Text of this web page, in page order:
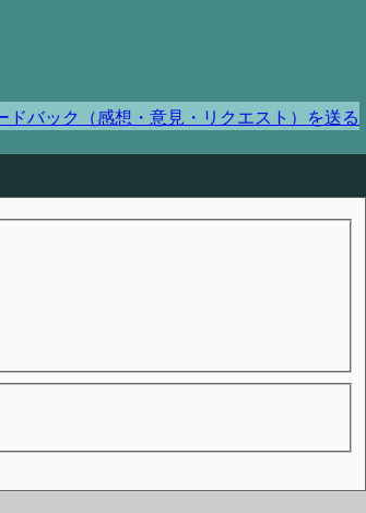
ドバック（感想・意見・リクエスト）を送る